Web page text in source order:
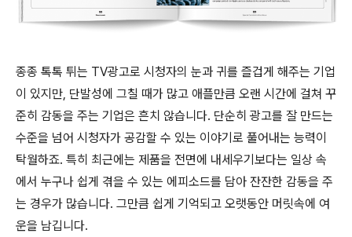
종종 톡톡 튀는 TV광고로 시청자의 눈과 귀를 즐겁게 해주는 기업
이 있지만, 단발성에 그칠 때가 많고 애플만큼 오랜 시간에 걸쳐 꾸
준히 감동을 주는 기업은 흔치 않습니다. 단순히 광고를 잘 만드는
수준을 넘어 시청자가 공감할 수 있는 이야기로 풀어내는 능력이
탁월하죠. 특히 최근에는 제품을 전면에 내세우기보다는 일상 속
에서 누구나 쉽게 겪을 수 있는 에피소드를 담아 잔잔한 감동을 주
는 경우가 많습니다. 그만큼 쉽게 기억되고 오랫동안 머릿속에 여
운을 남깁니다.